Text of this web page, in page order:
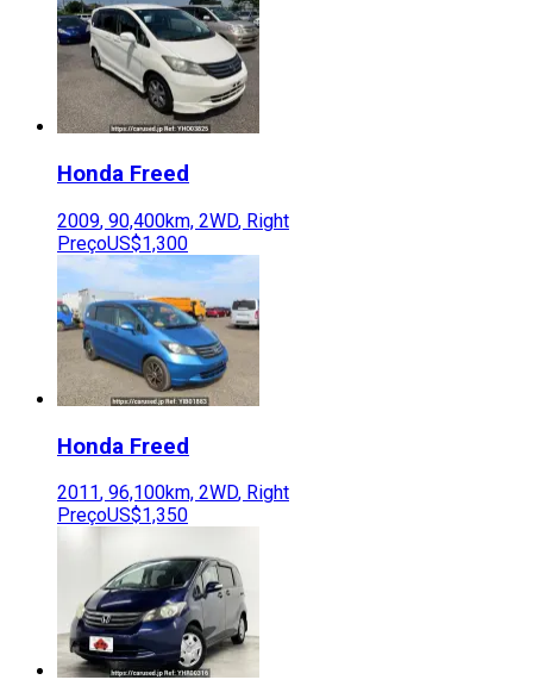
Honda Freed
2009, 90,400km, 2WD, Right
PreçoUS$1,300
Honda Freed
2011, 96,100km, 2WD, Right
PreçoUS$1,350